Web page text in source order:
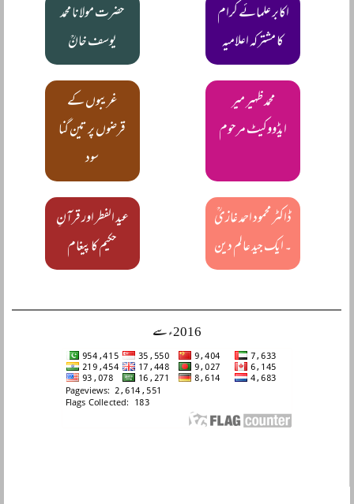
اکابر علمائے کرام
کا مشترکہ اعلامیہ
حضرت مولانا محمد
یوسف خانؒ
محمد ظہیر میر
ایڈووکیٹ مرحوم
غریبوں کے
قرضوں پر تین گنا
سود
ڈاکٹر محمود احمد غازیؒ
۔ ایک جید عالم دین
عید الفطر اور قرآنِ
حکیم کا پیغام
2016ء سے